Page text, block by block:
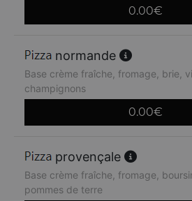
0.00€
normande
Base crème fraîche, fromage, brie,
champignons
0.00€
provençale
Base crème fraîche, fromage,
pommes de terre